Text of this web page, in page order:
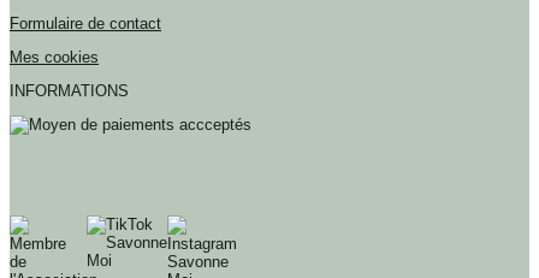
Formulaire de contact
Mes cookies
INFORMATIONS